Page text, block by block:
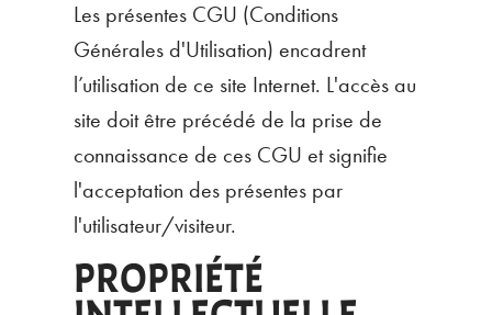
Les présentes CGU (Conditions
Générales d'Utilisation) encadrent
l’utilisation de ce site Internet. L'accès au
site doit être précédé de la prise de
connaissance de ces CGU et signifie
l'acceptation des présentes par
l'utilisateur/visiteur.
PROPRIÉTÉ